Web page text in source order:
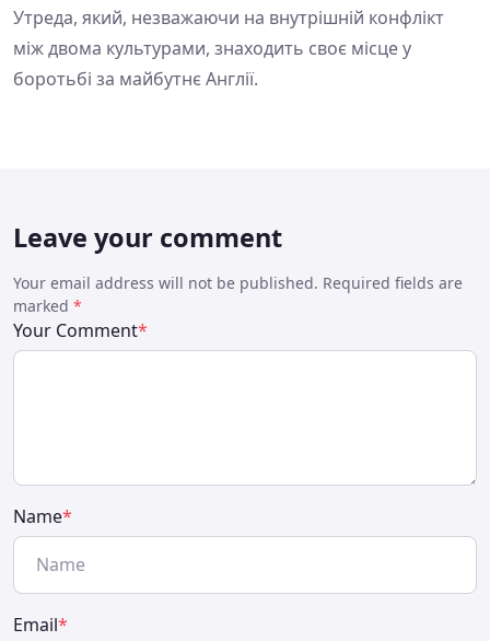
Утреда, який, незважаючи на внутрішній конфлікт
між двома культурами, знаходить своє місце у
боротьбі за майбутнє Англії.
Leave your comment
Your email address will not be published. Required fields are
marked *
Your Comment*
Name*
Email*